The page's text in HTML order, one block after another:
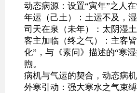
动态病源：设置“寅年”之人
年运（己土）：土运不及，
司天在泉（未年）：太阴湿
客主加临（终之气）：主客
化”，与《素问》描述的“寒
煦。
病机与气运的契合，动态病
外寒引动：强大寒水之气束